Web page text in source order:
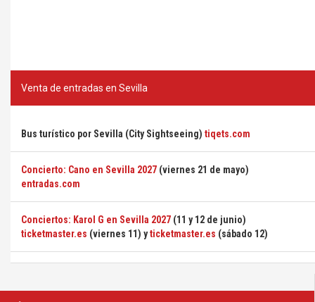
Venta de entradas en Sevilla
Bus turístico por Sevilla (City Sightseeing) tiqets.com
Concierto: Cano en Sevilla 2027 (viernes 21 de mayo)
entradas.com
Conciertos: Karol G en Sevilla 2027 (11 y 12 de junio)
ticketmaster.es (viernes 11) yticketmaster.es (sábado 12)